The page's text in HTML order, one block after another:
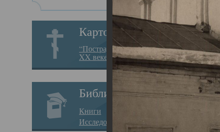
Картотека
“Пострадавшие за веру в
XX веке на Севере”
Библиотека
Книги
Исследования